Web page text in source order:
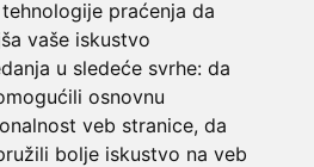
praćenja da
vaše iskustvo
u sledeće svrhe: da
osnovnu
veb stranice, da
bolje iskustvo na veb
was ili were